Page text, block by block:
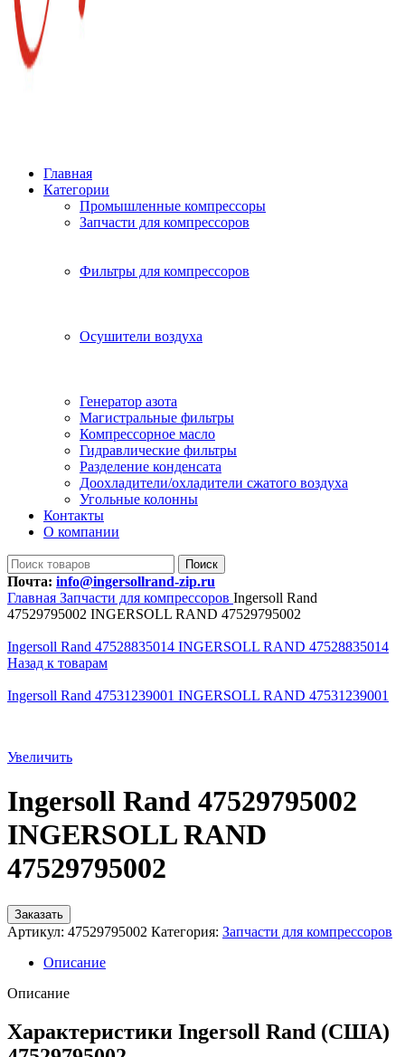
Главная
Категории
Промышленные компрессоры
Запчасти для компрессоров
Фильтры для компрессоров
Осушители воздуха
Генератор азота
Магистральные фильтры
Компрессорное масло
Гидравлические фильтры
Разделение конденсата
Доохладители/охладители сжатого воздуха
Угольные колонны
Контакты
О компании
Поиск
Почта: info@ingersollrand-zip.ru
Главная Запчасти для компрессоров Ingersoll Rand
47529795002 INGERSOLL RAND 47529795002
Ingersoll Rand 47528835014 INGERSOLL RAND 47528835014
Назад к товарам
Ingersoll Rand 47531239001 INGERSOLL RAND 47531239001
Увеличить
Ingersoll Rand 47529795002
INGERSOLL RAND
47529795002
Заказать
Артикул: 47529795002 Категория: Запчасти для компрессоров
Описание
Описание
Характеристики Ingersoll Rand (США)